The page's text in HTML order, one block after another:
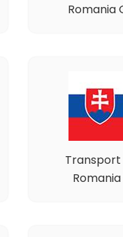
Romania